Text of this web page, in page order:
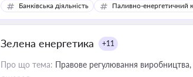
Банківська діяльність Паливно-енергетичний
Зелена енергетика +11
Про що тема: Правове регулювання